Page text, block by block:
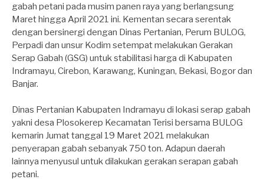
gabah petani pada musim panen raya yang berlangsung
Maret hingga April 2021 ini. Kementan secara serentak
dengan bersinergi dengan Dinas Pertanian, Perum BULOG,
Perpadi dan unsur Kodim setempat melakukan Gerakan
Serap Gabah (GSG) untuk stabilitasi harga di Kabupaten
Indramayu, Cirebon, Karawang, Kuningan, Bekasi, Bogor dan
Banjar.
Dinas Pertanian Kabupaten Indramayu di lokasi serap gabah
yakni desa Plosokerep Kecamatan Terisi bersama BULOG
kemarin Jumat tanggal 19 Maret 2021 melakukan
penyerapan gabah sebanyak 750 ton. Adapun daerah
lainnya menyusul untuk dilakukan gerakan serapan gabah
petani.